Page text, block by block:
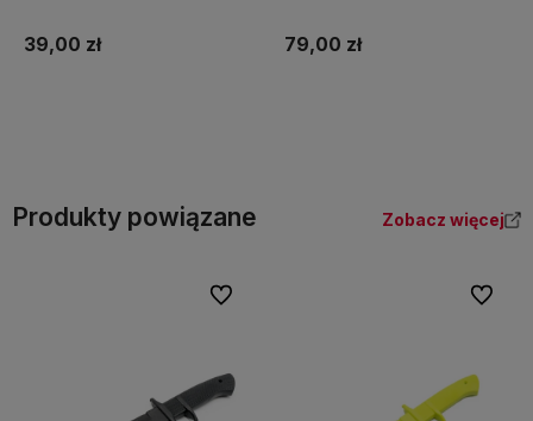
39,00 zł 79,00 zł
Produkty powiązane Zobacz więcej
Do ulubionych Do